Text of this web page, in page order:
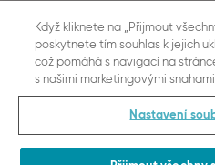
DODÁNÍ ZBOŽÍ
Když kliknete na „Přijmout
poskytnete tím souhlas k jejich
což pomáhá s navigací na
s našimi marketingovými
Nastavení